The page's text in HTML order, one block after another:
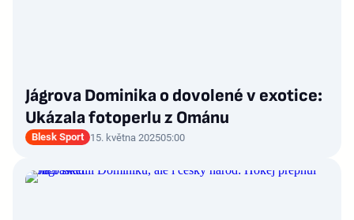
Jágrova Dominika o dovolené v exotice:
Ukázala fotoperlu z Ománu
Blesk Sport 15. května 202505:00